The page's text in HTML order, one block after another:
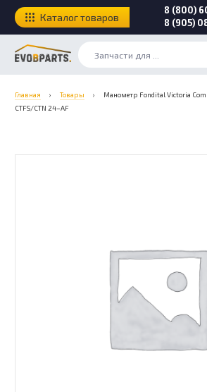
8 (800)
8 (905)
Каталог товаров
Главная › Товары ›
Манометр Fondital Victoria
CTFS/CTN 24–AF